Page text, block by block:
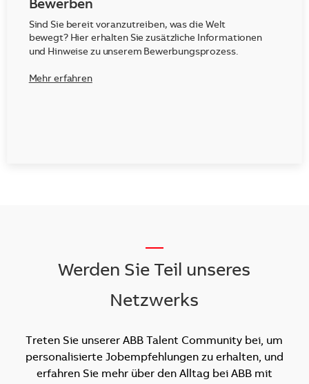
Bewerben
Sind Sie bereit voranzutreiben, was die Welt
bewegt? Hier erhalten Sie zusätzliche Informationen
und Hinweise zu unserem Bewerbungsprozess.
Mehr erfahren
Werden Sie Teil unseres
Netzwerks
Treten Sie unserer ABB Talent Community bei, um
personalisierte Jobempfehlungen zu erhalten, und
erfahren Sie mehr über den Alltag bei ABB mit